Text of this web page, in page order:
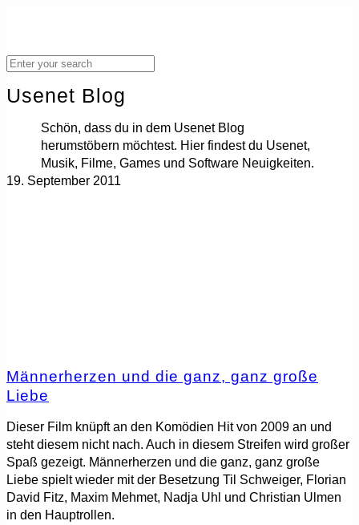
Usenet Blog
Schön, dass du in dem Usenet Blog
herumstöbern möchtest. Hier findest du Usenet,
Musik, Filme, Games und Software Neuigkeiten.
19. September 2011
Männerherzen und die ganz, ganz große
Liebe
Dieser Film knüpft an den Komödien Hit von 2009 an und
steht diesem nicht nach. Auch in diesem Streifen wird großer
Spaß gezeigt. Männerherzen und die ganz, ganz große
Liebe spielt wieder mit der Besetzung Til Schweiger, Florian
David Fitz, Maxim Mehmet, Nadja Uhl und Christian Ulmen
in den Hauptrollen.